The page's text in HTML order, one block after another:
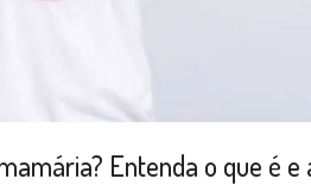
Entenda o que é